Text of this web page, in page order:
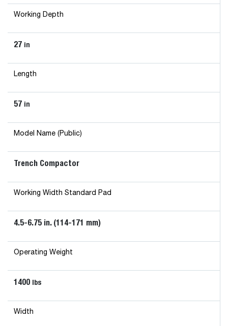
Working Depth
27 in
Length
57 in
Model Name (Public)
Trench Compactor
Working Width Standard Pad
4.5-6.75 in. (114-171 mm)
Operating Weight
1400 lbs
Width